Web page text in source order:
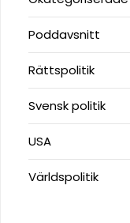
Poddavsnitt
Rättspolitik
Svensk politik
USA
Världspolitik